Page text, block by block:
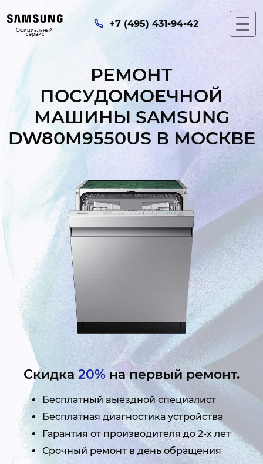
Официальный
сервис
+7 (495) 431-94-42
РЕМОНТ
ПОСУДОМОЕЧНОЙ
МАШИНЫ SAMSUNG
DW80M9550US В МОСКВЕ
Скидка20% на первый ремонт.
Бесплатный выездной специалист
Бесплатная диагностика устройства
Гарантия от производителя до 2-х лет
Срочный ремонт в день обращения